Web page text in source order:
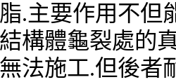
.主要作用不但
構體龜裂處的
法施工.但後者